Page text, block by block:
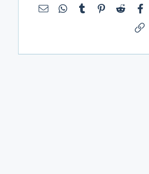
فيسبوك Reddit
Pinterest
Tumblr
WhatsApp